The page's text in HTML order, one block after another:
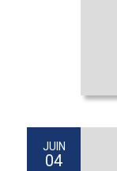
JUIN
04